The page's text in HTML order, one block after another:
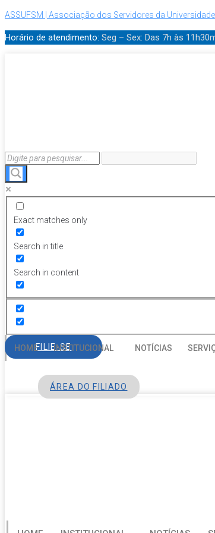
ASSUFSM | Associação dos Servidores da
Horário de atendimento: Seg – Sex: Das 7h às
Exact matches only
Search in title
Search in content
HOME INSTITUCIONAL NOTÍCIAS
FILIE-SE
ÁREA DO FILIADO